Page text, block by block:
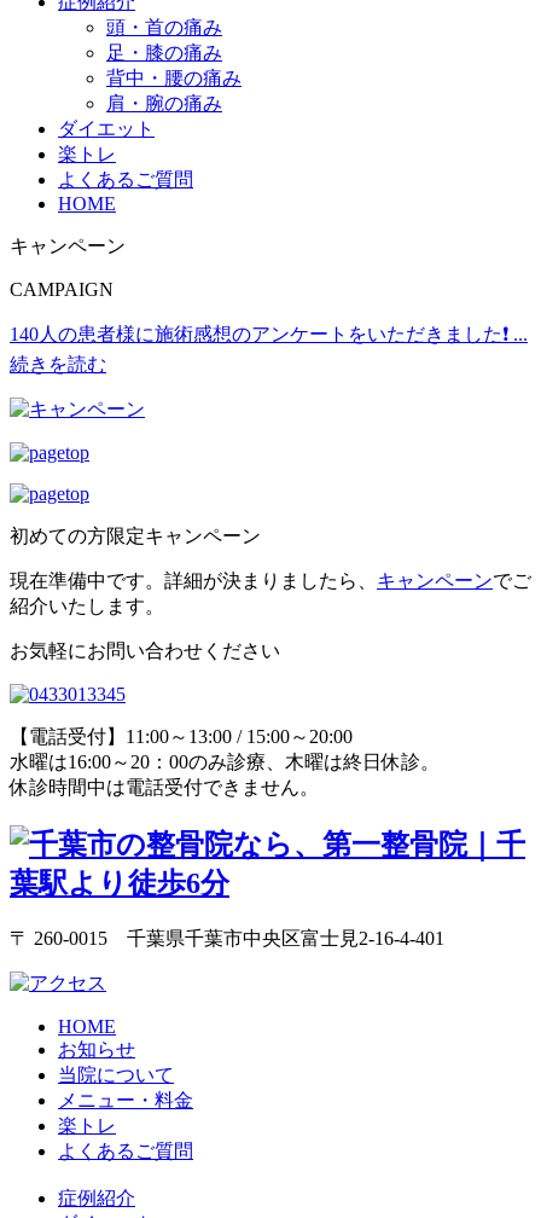
頭・首の痛み
足・膝の痛み
背中・腰の痛み
肩・腕の痛み
ダイエット
楽トレ
よくあるご質問
HOME
キャンペーン
CAMPAIGN
140人の患者様に施術感想のアンケートをいただきました❗ ...
続きを読む
初めての方限定キャンペーン
現在準備中です。詳細が決まりましたら、 キャンペーンでご
紹介いたします。
お気軽にお問い合わせください
【電話受付】11:00～13:00 / 15:00～20:00
水曜は16:00～20：00のみ診療、木曜は終日休診。
休診時間中は電話受付できません。
〒 260-0015 千葉県千葉市中央区富士見2-16-4-401
HOME
お知らせ
当院について
メニュー・料金
楽トレ
よくあるご質問
症例紹介